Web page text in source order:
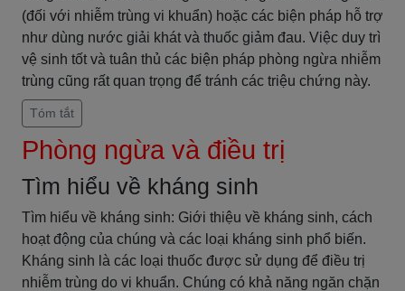
(đối với nhiễm trùng vi khuẩn) hoặc các biện pháp hỗ trợ
như dùng nước giải khát và thuốc giảm đau. Việc duy trì
vệ sinh tốt và tuân thủ các biện pháp phòng ngừa nhiễm
trùng cũng rất quan trọng để tránh các triệu chứng này.
Tóm tắt
Phòng ngừa và điều trị
Tìm hiểu về kháng sinh
Tìm hiểu về kháng sinh: Giới thiệu về kháng sinh, cách
hoạt động của chúng và các loại kháng sinh phổ biến.
Kháng sinh là các loại thuốc được sử dụng để điều trị
nhiễm trùng do vi khuẩn. Chúng có khả năng ngăn chặn